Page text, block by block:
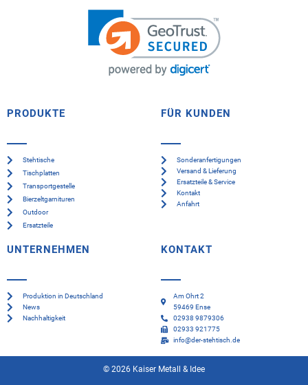
PRODUKTE
Stehtische
Tischplatten
Transportgestelle
Bierzeltgarnituren
Outdoor
Ersatzteile
FÜR KUNDEN
Sonderanfertigungen
Versand & Lieferung
Ersatzteile & Service
Kontakt
Anfahrt
UNTERNEHMEN
Produktion in Deutschland
News
Nachhaltigkeit
KONTAKT
Am Ohrt 2
59469 Ense
02938 9879306
02933 921775
info@der-stehtisch.de
© 2026 Kaiser Metall & Idee